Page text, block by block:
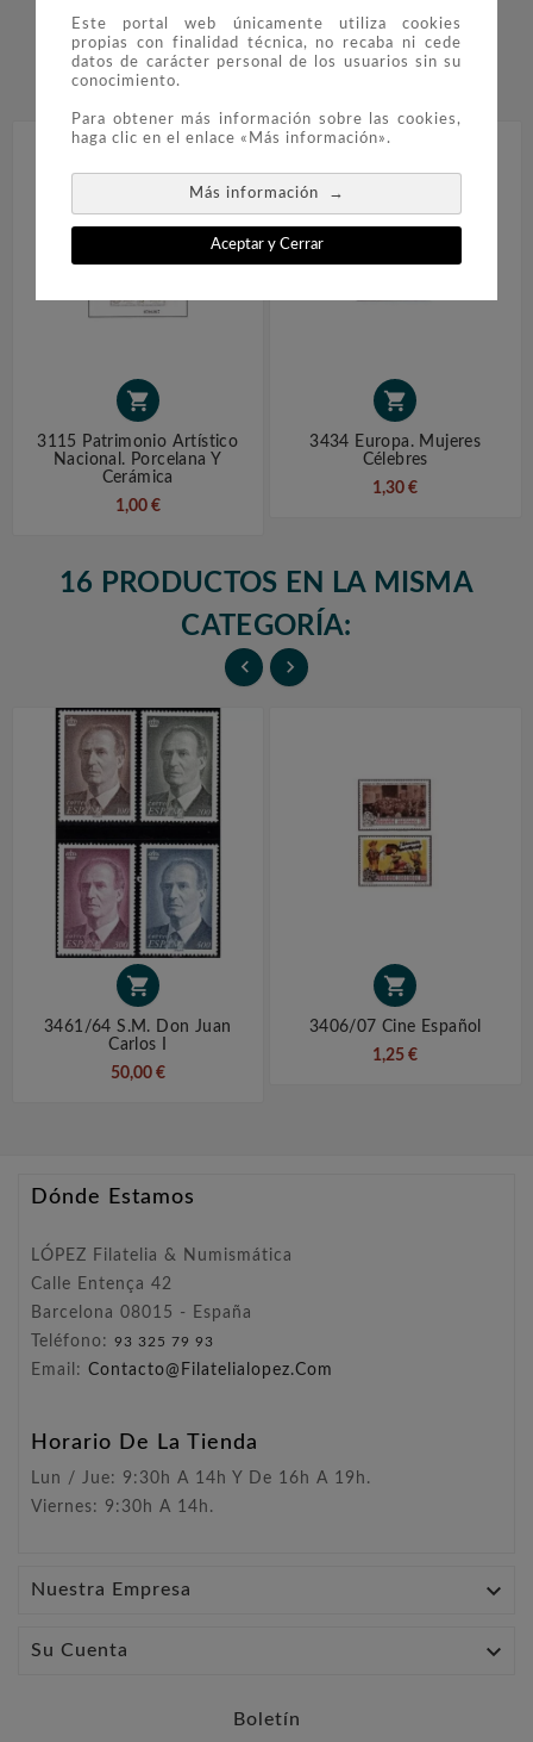
Este portal web únicamente utiliza cookies
propias con finalidad técnica, no recaba ni cede
datos de carácter personal de los usuarios sin su
conocimiento.
Para obtener más información sobre las cookies,
haga clic en el enlace «Más información».
Más información →
Aceptar y Cerrar
COMPRARON:

3115 Patrimonio Artístico
Nacional. Porcelana Y
Cerámica
1,00 €

3434 Europa. Mujeres
Célebres
1,30 €
16 PRODUCTOS EN LA MISMA
CATEGORÍA:
 

3461/64 S.M. Don Juan
Carlos I
50,00 €

3406/07 Cine Español
1,25 €
Dónde Estamos
LÓPEZ Filatelia & Numismática
Calle Entença 42
Barcelona 08015 - España
Teléfono: 93 325 79 93
Email: Contacto@filatelialopez.com
Horario De La Tienda
Lun / Jue: 9:30h A 14h Y De 16h A 19h.
Viernes: 9:30h A 14h.
Nuestra Empresa 
Su Cuenta 
Boletín